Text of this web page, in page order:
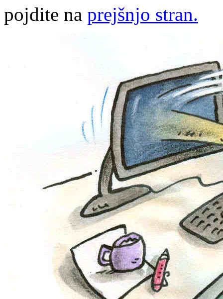
pojdite na prejšnjo stran.